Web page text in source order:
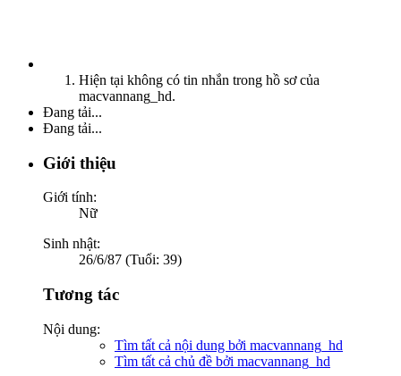
Hiện tại không có tin nhắn trong hồ sơ của
macvannang_hd.
Đang tải...
Đang tải...
Giới thiệu
Giới tính:
Nữ
Sinh nhật:
26/6/87 (Tuổi: 39)
Tương tác
Nội dung:
Tìm tất cả nội dung bởi macvannang_hd
Tìm tất cả chủ đề bởi macvannang_hd